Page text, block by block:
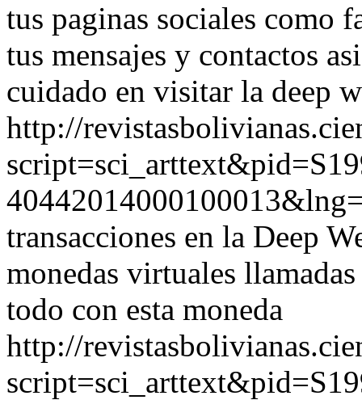
tus paginas sociales como
tus mensajes y contactos
cuidado en visitar la deep
http://
transacciones en la Deep
monedas virtuales
todo con esta moneda
http://